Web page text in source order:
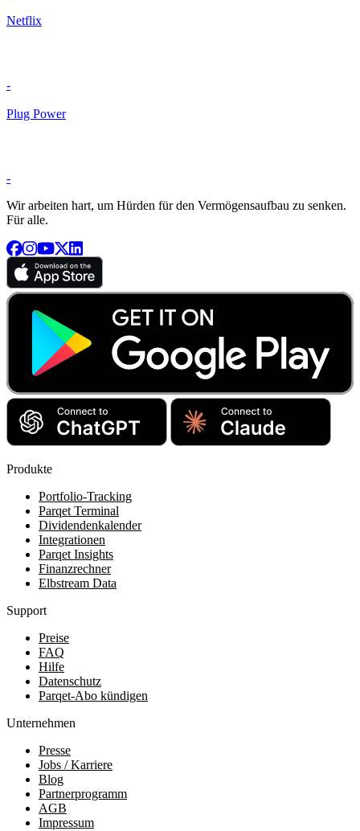
Netflix
-
Plug Power
-
Wir arbeiten hart, um Hürden für den Vermögensaufbau zu senken.
Für alle.
Produkte
Portfolio-Tracking
Parqet Terminal
Dividendenkalender
Integrationen
Parqet Insights
Finanzrechner
Elbstream Data
Support
Preise
FAQ
Hilfe
Datenschutz
Parqet-Abo kündigen
Unternehmen
Presse
Jobs / Karriere
Blog
Partnerprogramm
AGB
Impressum